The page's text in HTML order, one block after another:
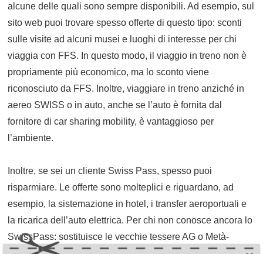
alcune delle quali sono sempre disponibili. Ad esempio, sul
sito web puoi trovare spesso offerte di questo tipo: sconti
sulle visite ad alcuni musei e luoghi di interesse per chi
viaggia con FFS. In questo modo, il viaggio in treno non è
propriamente più economico, ma lo sconto viene
riconosciuto da FFS. Inoltre, viaggiare in treno anziché in
aereo SWISS o in auto, anche se l’auto è fornita dal
fornitore di car sharing mobility, è vantaggioso per
l’ambiente.
Inoltre, se sei un cliente Swiss Pass, spesso puoi
risparmiare. Le offerte sono molteplici e riguardano, ad
esempio, la sistemazione in hotel, i transfer aeroportuali e
la ricarica dell’auto elettrica. Per chi non conosce ancora lo
SwissPass: sostituisce le vecchie tessere AG o Metà-